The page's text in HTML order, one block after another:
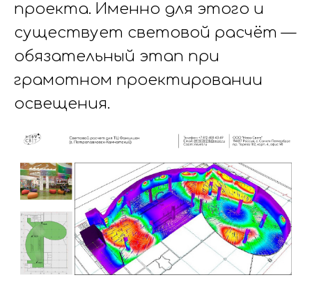
проекта. Именно для этого и
существует световой расчёт —
обязательный этап при
грамотном проектировании
освещения.